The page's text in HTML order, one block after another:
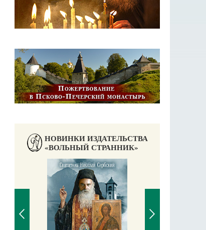
НОВИНКИ ИЗДАТЕЛЬСТВА
«ВОЛЬНЫЙ СТРАННИК»